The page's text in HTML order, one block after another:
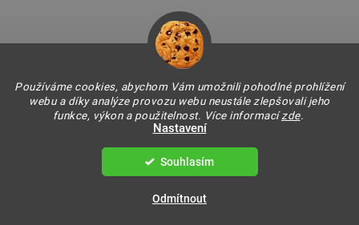
Používáme cookies, abychom Vám umožnili pohodlné prohlížení
webu a díky analýze provozu webu neustále zlepšovali jeho
funkce, výkon a použitelnost. Více informacízde.
Nastavení
Odmítnout
Souhlasím
Skleněný demižon s úchytem 5 l - sada 12 kusů
Skladem(109 balení)
882,64 Kč bez DPH
/ balení
(–9 %)
DO KOŠÍKU